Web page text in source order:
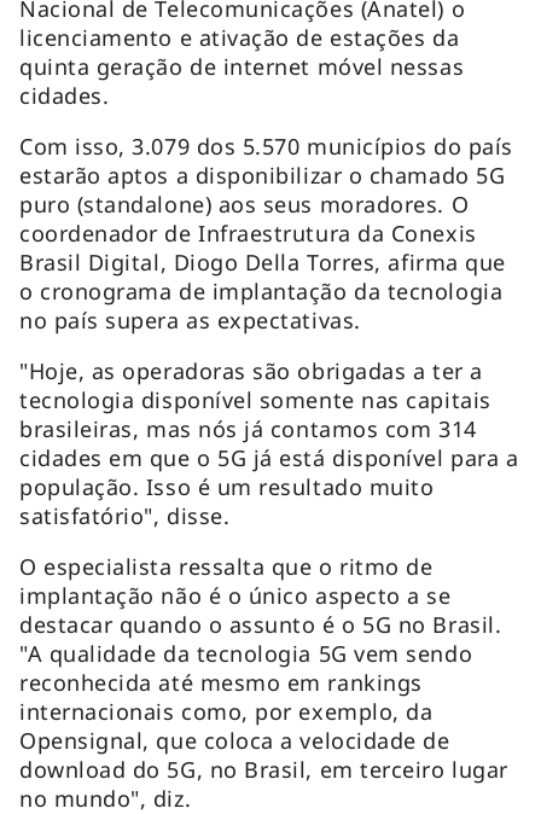
Nacional de Telecomunicações (Anatel) o
licenciamento e ativação de estações da
quinta geração de internet móvel nessas
cidades.
Com isso, 3.079 dos 5.570 municípios do país
estarão aptos a disponibilizar o chamado 5G
puro (standalone) aos seus moradores. O
coordenador de Infraestrutura da Conexis
Brasil Digital, Diogo Della Torres, afirma que
o cronograma de implantação da tecnologia
no país supera as expectativas.
"Hoje, as operadoras são obrigadas a ter a
tecnologia disponível somente nas capitais
brasileiras, mas nós já contamos com 314
cidades em que o 5G já está disponível para a
população. Isso é um resultado muito
satisfatório", disse.
O especialista ressalta que o ritmo de
implantação não é o único aspecto a se
destacar quando o assunto é o 5G no Brasil.
"A qualidade da tecnologia 5G vem sendo
reconhecida até mesmo em rankings
internacionais como, por exemplo, da
Opensignal, que coloca a velocidade de
download do 5G, no Brasil, em terceiro lugar
no mundo", diz.